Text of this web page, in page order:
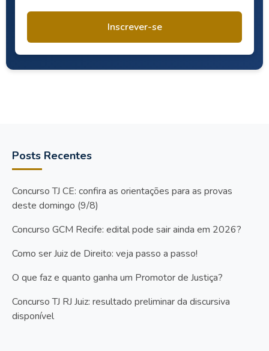
Inscrever-se
Posts Recentes
Concurso TJ CE: confira as orientações para as provas
deste domingo (9/8)
Concurso GCM Recife: edital pode sair ainda em 2026?
Como ser Juiz de Direito: veja passo a passo!
O que faz e quanto ganha um Promotor de Justiça?
Concurso TJ RJ Juiz: resultado preliminar da discursiva
disponível